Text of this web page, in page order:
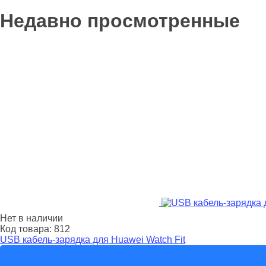
Недавно просмотренные
Нет в наличии
Код товара: 812
USB кабель-зарядка для Huawei Watch Fit